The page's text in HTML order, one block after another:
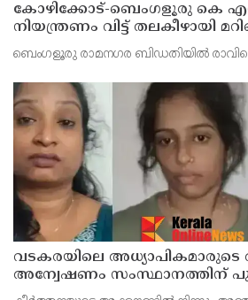
കോഴിക്കോട്-ബെംഗളൂരു കെ
നിയന്ത്രണം വിട്ട് തലകീഴായി
ഡ്രൈവര്‍ക്കും കണ്ടക്ടര്‍ക്കും
ബെംഗളൂരു രാമനഗര ബിഡതിയില്‍
വടകരയിലെ അധ്യാപികമാരുടെ
അന്വേഷണം സംസ്ഥാനത്തിന്